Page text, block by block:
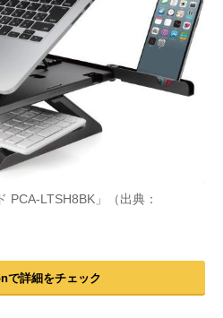
PCA-LTSH8BK」（出典：
で詳細をチェック